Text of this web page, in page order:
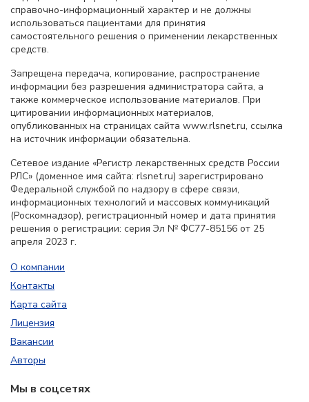
справочно-информационный характер и не должны
использоваться пациентами для принятия
самостоятельного решения о применении лекарственных
средств.
Запрещена передача, копирование, распространение
информации без разрешения администратора сайта, а
также коммерческое использование материалов. При
цитировании информационных материалов,
опубликованных на страницах сайта www.rlsnet.ru, ссылка
на источник информации обязательна.
Сетевое издание «Регистр лекарственных средств России
РЛС» (доменное имя сайта: rlsnet.ru) зарегистрировано
Федеральной службой по надзору в сфере связи,
информационных технологий и массовых коммуникаций
(Роскомнадзор), регистрационный номер и дата принятия
решения о регистрации: серия Эл № ФС77-85156 от 25
апреля 2023 г.
О компании
Контакты
Карта сайта
Лицензия
Вакансии
Авторы
Мы в соцсетях